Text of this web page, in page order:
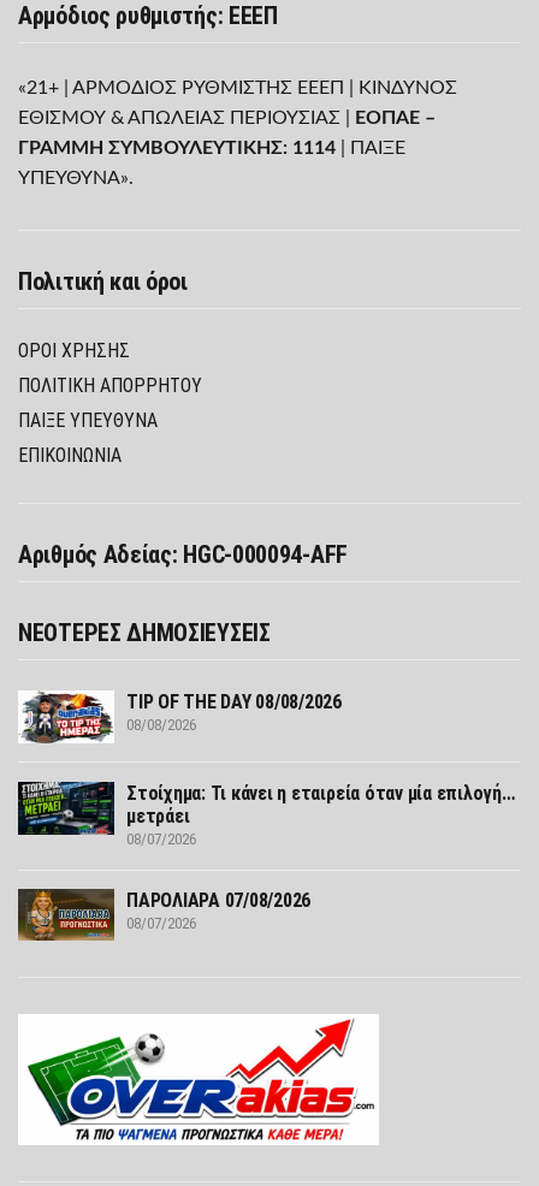
Αρμόδιος ρυθμιστής: ΕΕΕΠ
«21+ | ΑΡΜΟΔΙΟΣ ΡΥΘΜΙΣΤΗΣ ΕΕΕΠ | ΚΙΝΔΥΝΟΣ
ΕΘΙΣΜΟΥ & ΑΠΩΛΕΙΑΣ ΠΕΡΙΟΥΣΙΑΣ |
ΕΟΠΑΕ –
ΓΡΑΜΜΗ ΣΥΜΒΟΥΛΕΥΤΙΚΗΣ: 1114 | ΠΑΙΞΕ
ΥΠΕΥΘΥΝΑ».
Πολιτική και όροι
ΌΡΟΙ ΧΡΉΣΗΣ
ΠΟΛΙΤΙΚΉ ΑΠΟΡΡΉΤΟΥ
ΠΑΊΞΕ ΥΠΕΎΘΥΝΑ
ΕΠΙΚΟΙΝΩΝΙΑ
Αριθμός Αδείας: HGC-000094-AFF
ΝΕΟΤΕΡΕΣ ΔΗΜΟΣΙΕΥΣΕΙΣ
TIP OF THE DAY 08/08/2026
08/08/2026
Στοίχημα: Τι κάνει η εταιρεία όταν μία επιλογή…
μετράει
08/07/2026
ΠΑΡΟΛΙΑΡΑ 07/08/2026
08/07/2026